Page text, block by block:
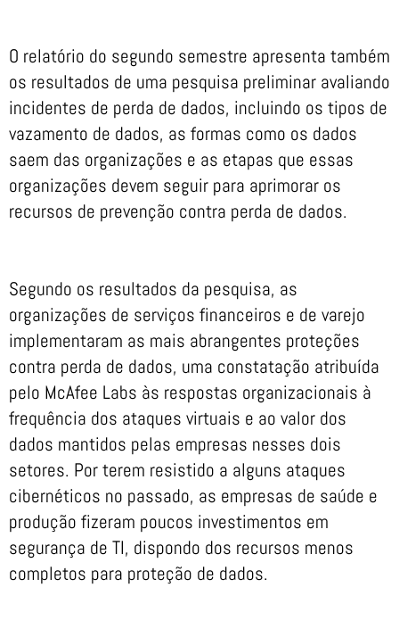
O relatório do segundo semestre apresenta também
os resultados de uma pesquisa preliminar avaliando
incidentes de perda de dados, incluindo os tipos de
vazamento de dados, as formas como os dados
saem das organizações e as etapas que essas
organizações devem seguir para aprimorar os
recursos de prevenção contra perda de dados.
Segundo os resultados da pesquisa, as
organizações de serviços financeiros e de varejo
implementaram as mais abrangentes proteções
contra perda de dados, uma constatação atribuída
pelo McAfee Labs às respostas organizacionais à
frequência dos ataques virtuais e ao valor dos
dados mantidos pelas empresas nesses dois
setores. Por terem resistido a alguns ataques
cibernéticos no passado, as empresas de saúde e
produção fizeram poucos investimentos em
segurança de TI, dispondo dos recursos menos
completos para proteção de dados.